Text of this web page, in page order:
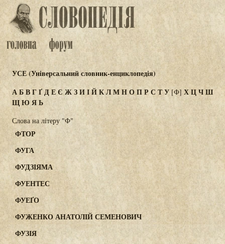
УСЕ (Універсальний словник-енциклопедія)
АБВГҐДЕЄ ЖЗИІЙКЛМНОПРС ТУ[Ф] ХЦЧШ
ЩЮ ЯЬ
Слова на літеру "Ф"
ФТОР
ФУГА
ФУДЗІЯМА
ФУЕНТЕС
ФУЕҐО
ФУЖЕНКО АНАТОЛІЙ СЕМЕНОВИЧ
ФУЗІЯ